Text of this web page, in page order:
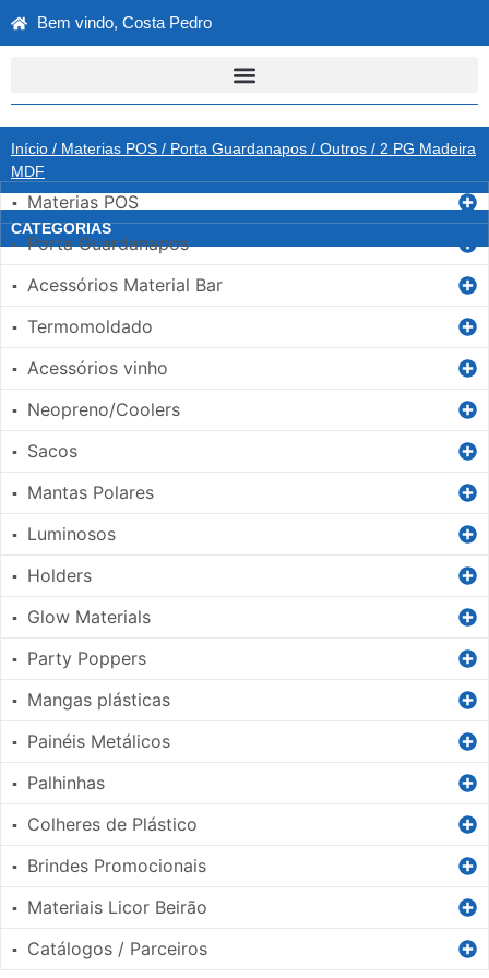
Bem vindo, Costa Pedro
Início / Materias POS / Porta Guardanapos / Outros / 2 PG Madeira
MDF
CATEGORIAS
▪ Materias POS
▪ Porta Guardanapos
▪ Acessórios Material Bar
▪ Termomoldado
▪ Acessórios vinho
▪ Neopreno/Coolers
▪ Sacos
▪ Mantas Polares
▪ Luminosos
▪ Holders
▪ Glow Materials
▪ Party Poppers
▪ Mangas plásticas
▪ Painéis Metálicos
▪ Palhinhas
▪ Colheres de Plástico
▪ Brindes Promocionais
▪ Materiais Licor Beirão
▪ Catálogos / Parceiros